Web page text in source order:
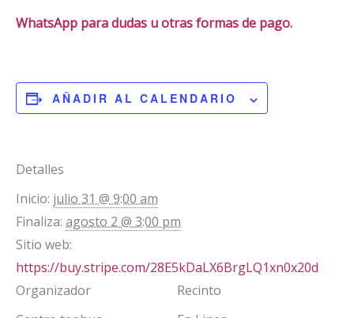
WhatsApp para dudas u otras formas de pago.
AÑADIR AL CALENDARIO
Detalles
Inicio: julio 31 @ 9:00 am
Finaliza: agosto 2 @ 3:00 pm
Sitio web:
https://buy.stripe.com/28E5kDaLX6BrgLQ1xn0x20d
Recinto
Organizador